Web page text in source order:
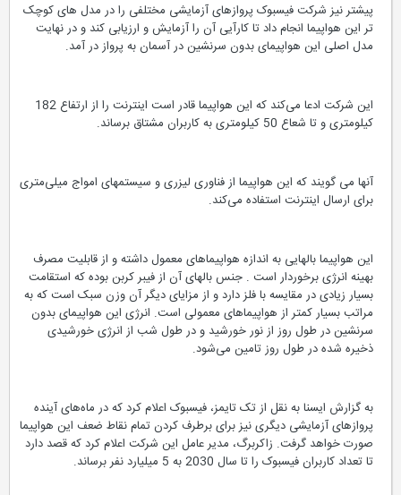
پیشتر نیز شرکت فیسبوک پروازهای آزمایشی مختلفی را در مدل های کوچک
تر این هواپیما انجام داد تا کارآیی آن را آزمایش و ارزیابی کند و در نهایت
مدل اصلی این هواپیمای بدون سرنشین در آسمان به پرواز در آمد.
این شرکت ادعا می‌کند که این هواپیما قادر است اینترنت را از ارتفاع 182
کیلومتری و تا شعاع 50 کیلومتری به کاربران مشتاق برساند.
آنها می گویند که این هواپیما از فناوری لیزری و سیستمهای امواج میلی‌متری
برای ارسال اینترنت استفاده می‌کند.
این هواپیما بالهایی به اندازه هواپیماهای معمول داشته و از قابلیت مصرف
بهینه انرژی برخوردار است . جنس بالهای آن از فیبر کربن بوده که استقامت
بسیار زیادی در مقایسه با فلز دارد و از مزایای دیگر آن وزن سبک است که به
مراتب بسیار کمتر از هواپیماهای معمولی است. انرژی این هواپیمای بدون
سرنشین در طول روز از نور خورشید و در طول شب از انرژی خورشیدی
ذخیره شده در طول روز تامین می‌شود.
به گزارش ایسنا به نقل از تک تایمز، فیسبوک اعلام کرد که در ماه‌های آینده
پروازهای آزمایشی دیگری نیز برای برطرف کردن تمام نقاط ضعف این هواپیما
صورت خواهد گرفت. زاکربرگ، مدیر عامل این شرکت اعلام کرد که قصد دارد
تا تعداد کاربران فیسبوک را تا سال 2030 به 5 میلیارد نفر برساند.